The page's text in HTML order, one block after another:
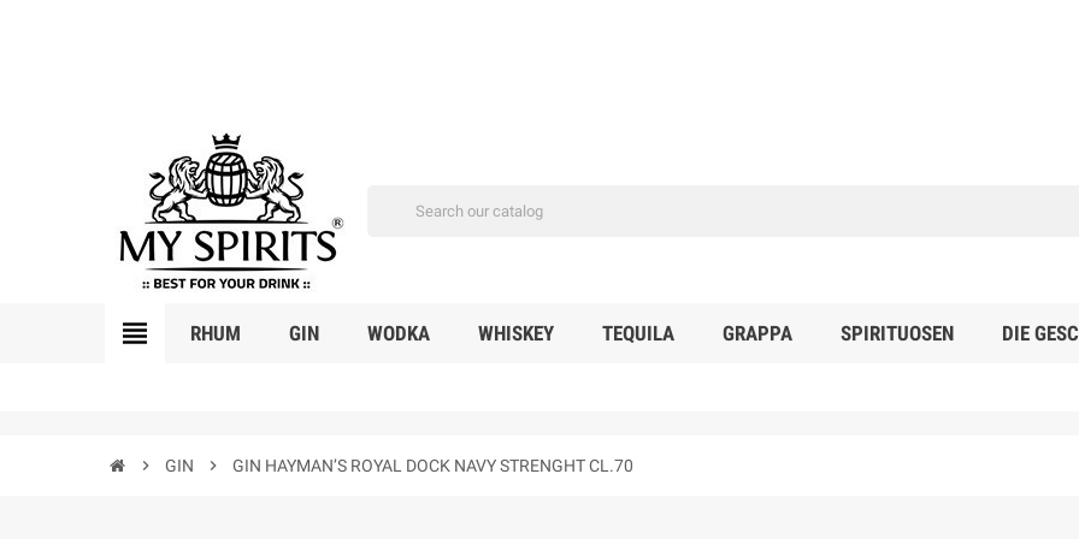
view_headline RHUM GIN WODKA WHISKEY TEQUILA GRAPPA SPIRITUOSEN DIE
chevron_right GIN chevron_right GIN HAYMAN’S ROYAL DOCK NAVY STRENGHT CL.70